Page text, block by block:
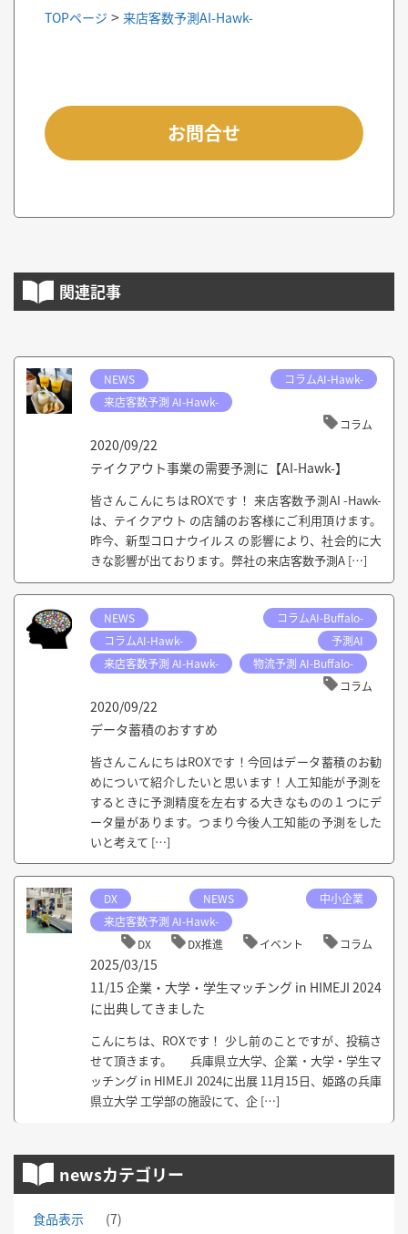
TOPページ >来店客数予測AI-Hawk-
お問合せ
関連記事
NEWS
コラムAI-Hawk-
来店客数予測 AI-Hawk-
コラム
2020/09/22
テイクアウト事業の需要予測に【AI-Hawk-】
皆さんこんにちはROXです！ 来店客数予測AI -Hawk-
は、テイクアウト の店舗のお客様にご利用頂けます。
昨今、新型コロナウイルス の影響により、社会的に大
きな影響が出ております。弊社の来店客数予測A […]
NEWS
コラムAI-Buffalo-
コラムAI-Hawk-
予測AI
来店客数予測 AI-Hawk-
物流予測 AI-Buffalo-
コラム
2020/09/22
データ蓄積のおすすめ
皆さんこんにちはROXです！今回はデータ蓄積のお勧
めについて紹介したいと思います！人工知能が予測を
するときに予測精度を左右する大きなものの１つにデ
ータ量があります。つまり今後人工知能の予測をした
いと考えて […]
DX NEWS
中小企業
来店客数予測 AI-Hawk-
DX
DX推進 イベント コラム
2025/03/15
11/15 企業・大学・学生マッチング in HIMEJI 2024
に出典してきました
こんにちは、ROXです！ 少し前のことですが、投稿さ
せて頂きます。 兵庫県立大学、企業・大学・学生マ
ッチング in HIMEJI 2024に出展 11月15日、姫路の兵庫
県立大学 工学部の施設にて、企 […]
newsカテゴリー
食品表示
(7)